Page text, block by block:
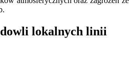
lokalnych linii